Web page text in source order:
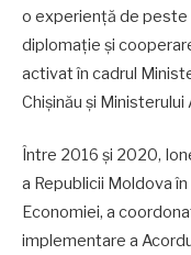
o experiență de peste
diplomație și
activat în cadrul
Chișinău și
Între 2016 și 2020,
a Republicii Moldova
Economiei, a
implementare a